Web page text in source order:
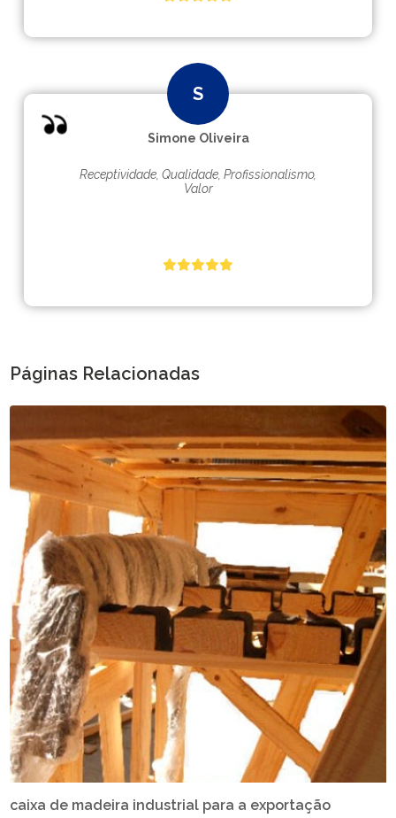
Simone Oliveira
Receptividade, Qualidade, Profissionalismo,
Valor
Páginas Relacionadas
caixa de madeira industrial para a exportação